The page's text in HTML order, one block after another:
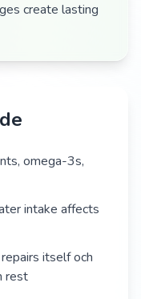
create lasting
omega-3s,
intake affects
itself och
rest